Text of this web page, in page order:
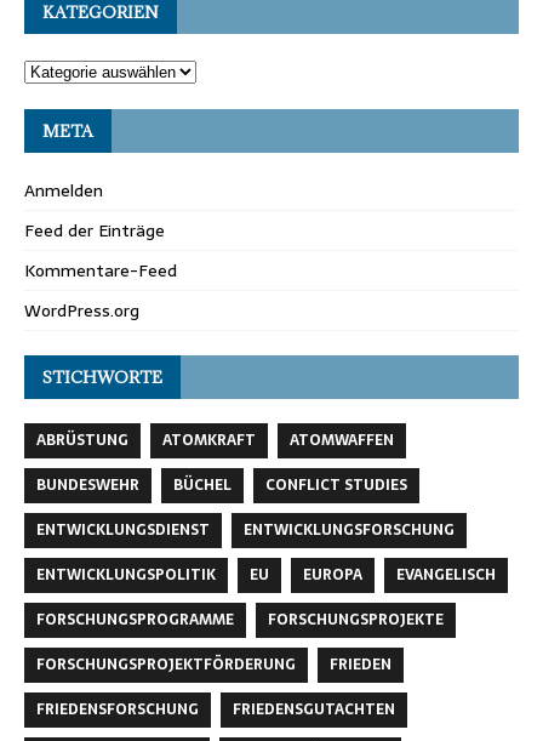
KATEGORIEN
META
Anmelden
Feed der Einträge
Kommentare-Feed
WordPress.org
STICHWORTE
ABRÜSTUNG ATOMKRAFT
ATOMWAFFEN
BUNDESWEHR
BÜCHEL
CONFLICT STUDIES
ENTWICKLUNGSDIENST
ENTWICKLUNGSFORSCHUNG
ENTWICKLUNGSPOLITIK
EU EUROPA
EVANGELISCH
FORSCHUNGSPROGRAMME
FORSCHUNGSPROJEKTE
FORSCHUNGSPROJEKTFÖRDERUNG
FRIEDEN
FRIEDENSFORSCHUNG
FRIEDENSGUTACHTEN